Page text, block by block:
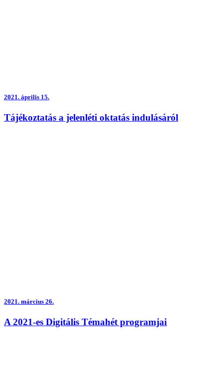
2021. április 15.
Tájékoztatás a jelenléti oktatás indulásáról
2021. március 26.
A 2021-es Digitális Témahét programjai